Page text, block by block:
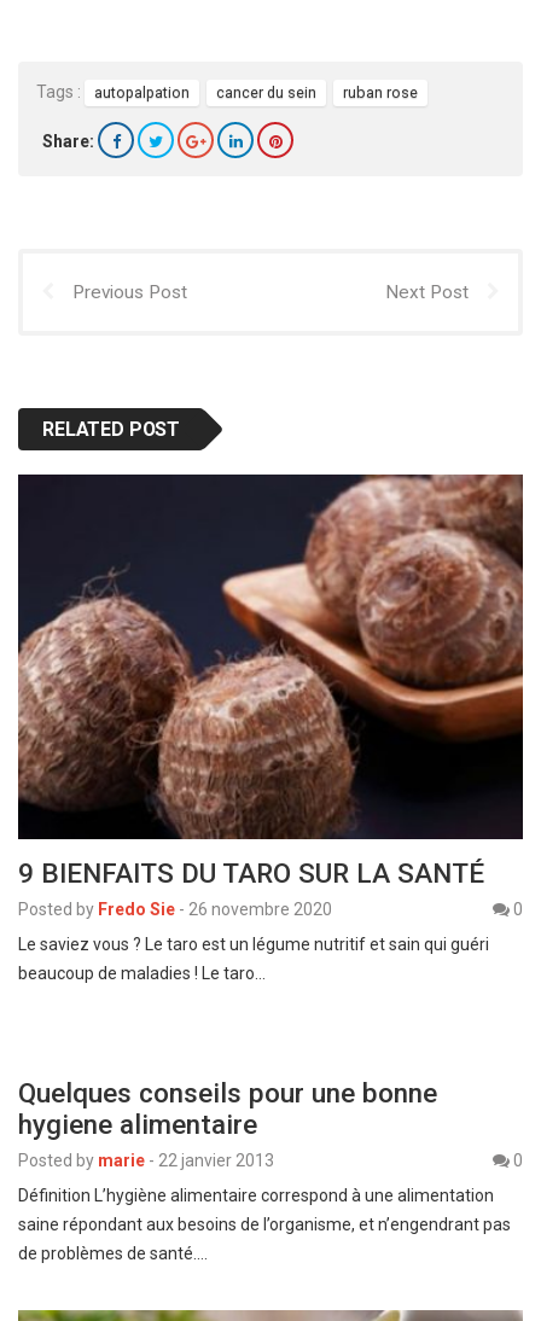
Tags : autopalpation cancer du sein ruban rose
Share:
Previous Post Next Post
RELATED POST
9 BIENFAITS DU TARO SUR LA SANTÉ
Posted by Fredo Sie - 26 novembre 2020
0
Le saviez vous ? Le taro est un légume nutritif et sain qui guéri
beaucoup de maladies ! Le taro…
Quelques conseils pour une bonne
hygiene alimentaire
Posted by marie - 22 janvier 2013
0
Définition L’hygiène alimentaire correspond à une alimentation
saine répondant aux besoins de l’organisme, et n’engendrant pas
de problèmes de santé.…